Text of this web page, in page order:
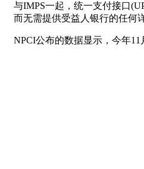
与IMPS一起，统一支付接口
而无需提供受益人银行的任何
NPCI公布的数据显示，今年11